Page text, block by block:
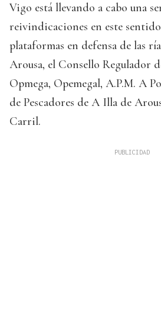
Vigo está llevando a cabo una
reivindicaciones en este
plataformas en defensa de las
Arousa, el Consello Regulador
Opmega, Opemegal, A.P.M. A
de Pescadores de A Illa de
Carril.